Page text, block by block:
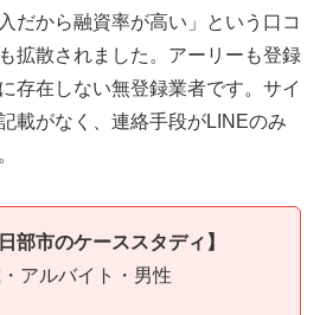
だから融資率が高い」という口コ
拡散されました。アーリーも登録
存在しない無登録業者です。サイ
載がなく、連絡手段がLINEのみ
部市のケーススタディ】
アルバイト・男性